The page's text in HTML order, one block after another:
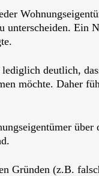
unterscheiden. Ein
deutlich,
möchte. Daher
über
Gründen (z.B.